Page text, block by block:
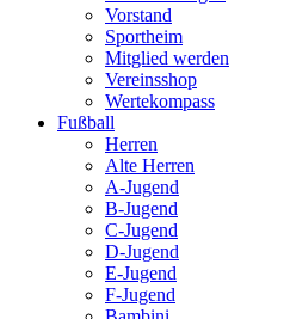
Vorstand
Sportheim
Mitglied werden
Vereinsshop
Wertekompass
Fußball
Herren
Alte Herren
A-Jugend
B-Jugend
C-Jugend
D-Jugend
E-Jugend
F-Jugend